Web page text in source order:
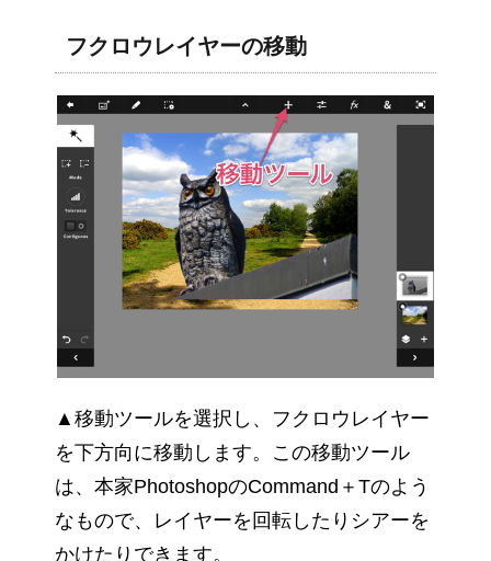
フクロウレイヤーの移動
▲移動ツールを選択し、フクロウレイヤー
を下方向に移動します。この移動ツール
は、本家PhotoshopのCommand＋Tのよう
なもので、レイヤーを回転したりシアーを
かけたりできます。